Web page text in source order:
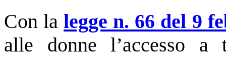
Con lalegge n. 66 del 9
alle donne l’accesso